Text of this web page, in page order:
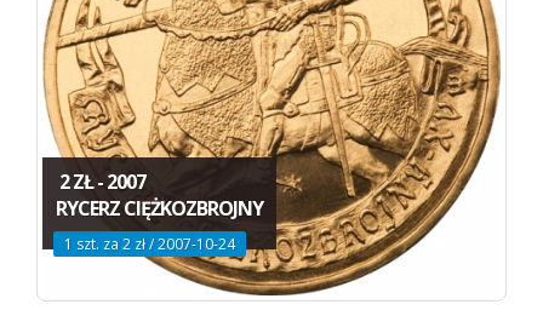
2 ZŁ - 2007
RYCERZ CIĘŻKOZBROJNY
1 szt. za 2 zł / 2007-10-24